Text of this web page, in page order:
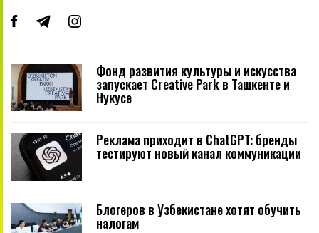
Фонд развития культуры и искусства
запускает Creative Park в Ташкенте и
Нукусе
Реклама приходит в ChatGPT: бренды
тестируют новый канал коммуникации
Блогеров в Узбекистане хотят обучить
налогам